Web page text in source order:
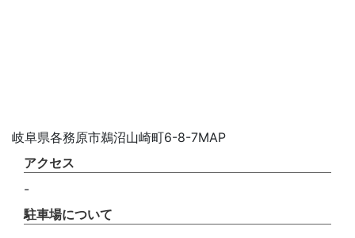
岐阜県各務原市鵜沼山崎町6-8-7MAP
アクセス
-
駐車場について